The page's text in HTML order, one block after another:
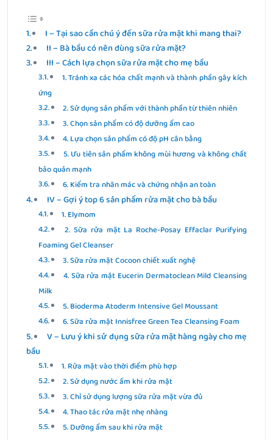
I – Tại sao cần chú ý đến sữa rửa mặt khi mang thai?
II – Bà bầu có nên dùng sữa rửa mặt?
III – Cách lựa chọn sữa rửa mặt cho mẹ bầu
1. Tránh xa các hóa chất mạnh và thành phần gây kích
ứng
2. Sử dụng sản phẩm với thành phần từ thiên nhiên
3. Chọn sản phẩm có độ dưỡng ẩm cao
4. Lựa chọn sản phẩm có độ pH cân bằng
5. Ưu tiên sản phẩm không mùi hương và không chất
bảo quản mạnh
6. Kiểm tra nhãn mác và chứng nhận an toàn
IV – Gợi ý top 6 sản phẩm rửa mặt cho bà bầu
1. Elymom
2. Sữa rửa mặt La Roche-Posay Effaclar Purifying
Foaming Gel Cleanser
3. Sữa rửa mặt Cocoon chiết xuất nghệ
4. Sữa rửa mặt Eucerin Dermatoclean Mild Cleansing
Milk
5. Bioderma Atoderm Intensive Gel Moussant
6. Sữa rửa mặt Innisfree Green Tea Cleansing Foam
V – Lưu ý khi sử dụng sữa rửa mặt hàng ngày cho mẹ
bầu
1. Rửa mặt vào thời điểm phù hợp
2. Sử dụng nước ấm khi rửa mặt
3. Chỉ sử dụng lượng sữa rửa mặt vừa đủ
4. Thao tác rửa mặt nhẹ nhàng
5. Dưỡng ẩm sau khi rửa mặt